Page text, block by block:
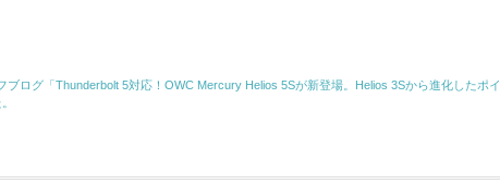
ブログ「Thunderbolt 5対応！OWC Mercury Helios 5Sが新登場。Helios 3Sから進化したポイ